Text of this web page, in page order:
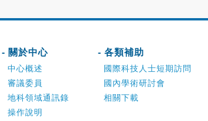
- 關於中心
中心概述
審議委員
地科領域通訊錄
操作說明
- 各類補助
國際科技人士短期訪問
國內學術研討會
相關下載